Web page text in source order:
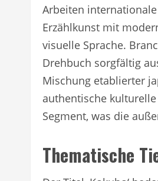
Arbeiten
Erzählkunst mit
visuelle Sprache.
Drehbuch sorgfältig
Mischung etablierter
authentische
Segment, was die
Thematische